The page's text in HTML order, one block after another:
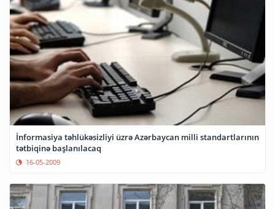
İnformasiya təhlükəsizliyi üzrə Azərbaycan milli standartlarının
tətbiqinə başlanılacaq
16-05-2009